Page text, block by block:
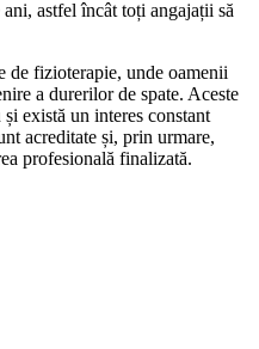
astfel încât toți angajații să
de fizioterapie, unde oamenii
a durerilor de spate. Aceste
există un interes constant
acreditate și, prin urmare,
profesională finalizată.